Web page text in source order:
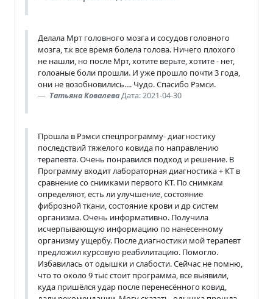
Делала Мрт головного мозга и сосудов головного
мозга, т.к все время болела голова. Ничего плохого
не нашли, но после Мрт, хотите верьте, хотите - нет,
голоаные боли прошли. И уже прошло почти 3 года,
они не возобновились.... Чудо. Спасибо Рэмси.
Татьяна КовалеваДата: 2021-04-30
Прошла в Рэмси спецпрограмму- диагностику
последствий тяжелого ковида по направлению
терапевта. Очень понравился подход и решение. В
Программу входит лабораторная диагностика + КТ в
сравнение со снимками первого КТ. По снимкам
определяют, есть ли улучшение, состояние
фиброзной ткани, состояние крови и др систем
организма. Очень информативно. Получила
исчерпывающую информацию по нанесенному
организму ущербу. После диагностики мой терапевт
предложил курсовую реабилитацию. Помогло.
Избавилась от одышки и слабости. Сейчас не помню,
что то около 9 тыс стоит программа, все выявили,
куда пришёлся удар после перенесённого ковид,